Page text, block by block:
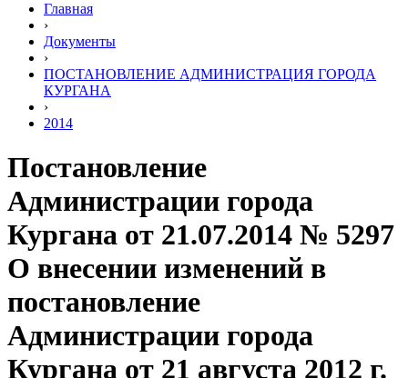
Главная
›
Документы
›
ПОСТАНОВЛЕНИЕ АДМИНИСТРАЦИЯ ГОРОДА
КУРГАНА
›
2014
Постановление
Администрации города
Кургана от 21.07.2014 № 5297
О внесении изменений в
постановление
Администрации города
Кургана от 21 августа 2012 г.